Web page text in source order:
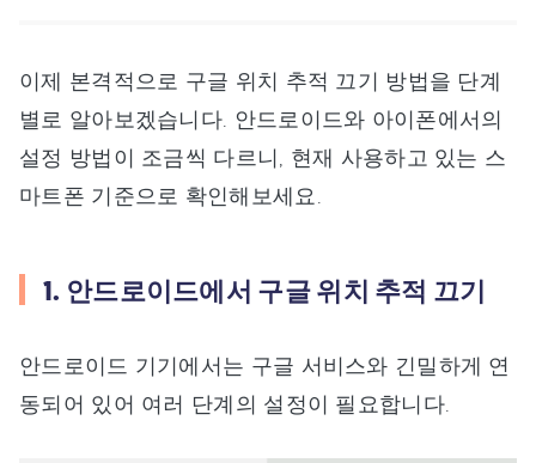
이제 본격적으로 구글 위치 추적 끄기 방법을 단계
별로 알아보겠습니다. 안드로이드와 아이폰에서의
설정 방법이 조금씩 다르니, 현재 사용하고 있는 스
마트폰 기준으로 확인해보세요.
1. 안드로이드에서 구글 위치 추적 끄기
안드로이드 기기에서는 구글 서비스와 긴밀하게 연
동되어 있어 여러 단계의 설정이 필요합니다.